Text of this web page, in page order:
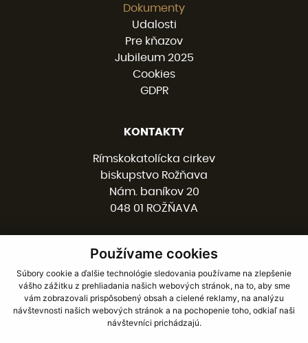
Používame cookies
Súbory cookie a ďalšie technológie sledovania používame na zlepšenie
vášho zážitku z prehliadania našich webových stránok, na to, aby sme
vám zobrazovali prispôsobený obsah a cielené reklamy, na analýzu
návštevnosti našich webových stránok a na pochopenie toho, odkiaľ naši
návštevníci prichádzajú.
Dokumenty
Udalosti
Pre kňazov
Jubileum 2025
Cookies
GDPR
KONTAKTY
Rímskokatolícka cirkev
biskupstvo Rožňava
Nám. baníkov 20
048 01 ROŽŇAVA
058 / 78 77 201
kancelaria@burv.sk
SOCIÁLNE SIETE